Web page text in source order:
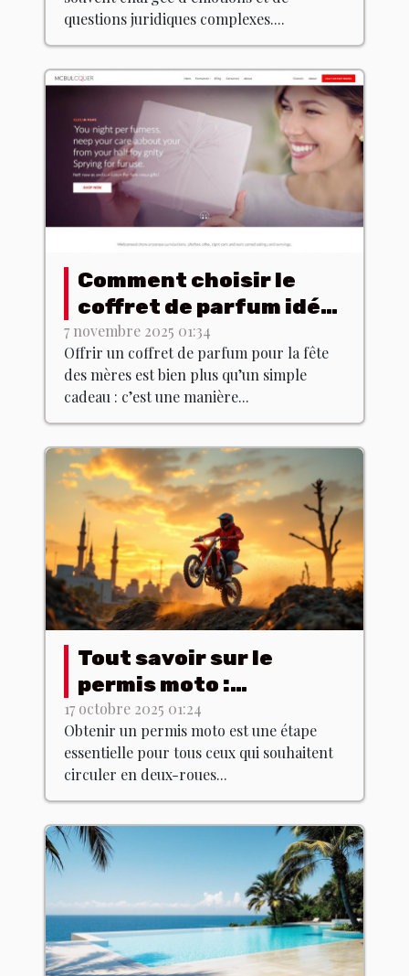
divorce ?
questions juridiques complexes....
Comment choisir le
coffret de parfum idéal
pour la fête des mères
?
7 novembre 2025 01:34
Offrir un coffret de parfum pour la fête
des mères est bien plus qu’un simple
cadeau : c’est une manière...
Tout savoir sur le
permis moto :
formation et examen
17 octobre 2025 01:24
Obtenir un permis moto est une étape
essentielle pour tous ceux qui souhaitent
circuler en deux-roues...